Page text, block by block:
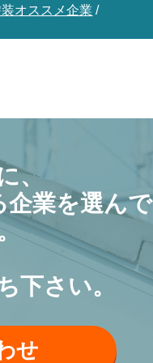
オススメ企業 /
、
業を選んで
下さい。
せ